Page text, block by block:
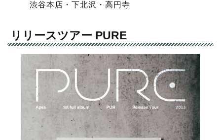
渋谷本店・下北沢・高円寺
リリースツアー PURE